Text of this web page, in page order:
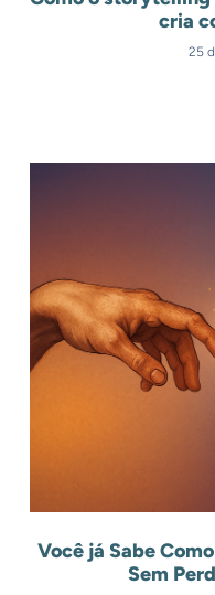
cria
25
Você já Sabe
Sem